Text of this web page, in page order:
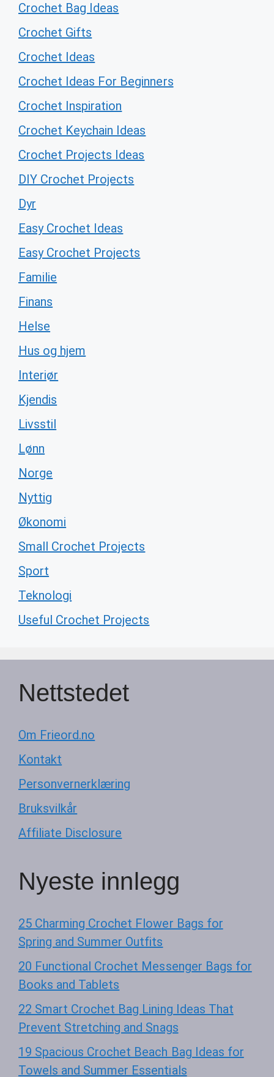
Crochet Bag Ideas
Crochet Gifts
Crochet Ideas
Crochet Ideas For Beginners
Crochet Inspiration
Crochet Keychain Ideas
Crochet Projects Ideas
DIY Crochet Projects
Dyr
Easy Crochet Ideas
Easy Crochet Projects
Familie
Finans
Helse
Hus og hjem
Interiør
Kjendis
Livsstil
Lønn
Norge
Nyttig
Økonomi
Small Crochet Projects
Sport
Teknologi
Useful Crochet Projects
Nettstedet
Om Frieord.no
Kontakt
Personvernerklæring
Bruksvilkår
Affiliate Disclosure
Nyeste innlegg
25 Charming Crochet Flower Bags for
Spring and Summer Outfits
20 Functional Crochet Messenger Bags for
Books and Tablets
22 Smart Crochet Bag Lining Ideas That
Prevent Stretching and Snags
19 Spacious Crochet Beach Bag Ideas for
Towels and Summer Essentials